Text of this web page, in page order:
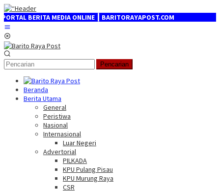
Loncat
ke
konten
BERITA MEDIA ONLINE ┃ BARITORAYAPOST.COM
Pencarian
Beranda
Berita Utama
General
Peristiwa
Nasional
Internasional
Luar Negeri
Advertorial
PILKADA
KPU Pulang Pisau
KPU Murung Raya
CSR